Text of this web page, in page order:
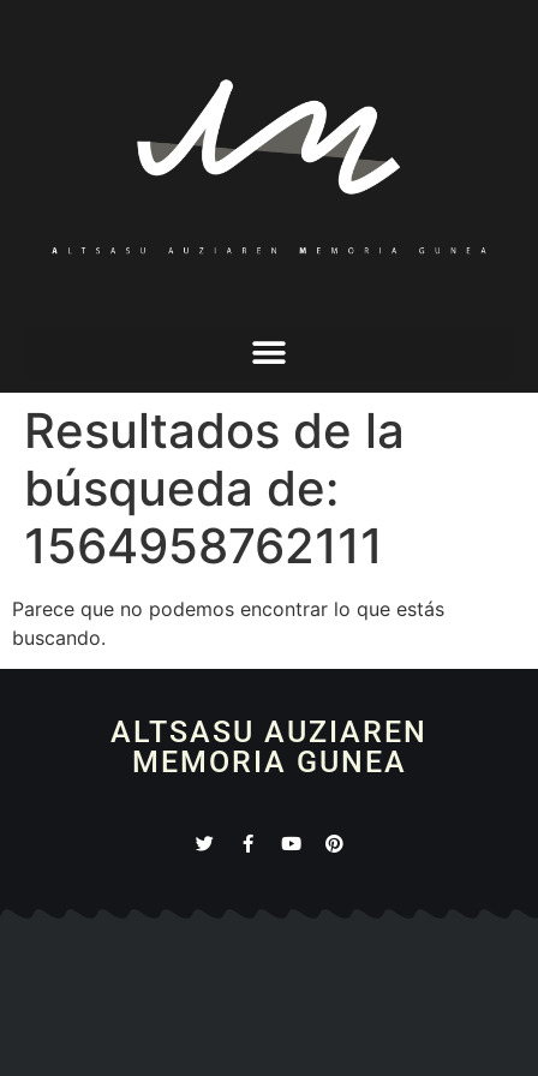
Resultados de la
búsqueda de:
1564958762111
Parece que no podemos encontrar lo que estás
buscando.
ALTSASU AUZIAREN
MEMORIA GUNEA